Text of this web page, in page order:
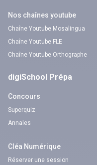
Nos chaînes youtube
Chaîne Youtube Mosalingua
Chaîne Youtube FLE
Chaîne Youtube Orthographe
digiSchool Prépa
Concours
Superquiz
Annales
Cléa Numérique
Réserver une session